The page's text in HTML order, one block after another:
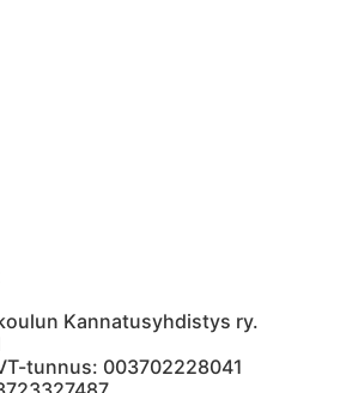
Kannatusyhdistys ry.
tunnus: 003702228041